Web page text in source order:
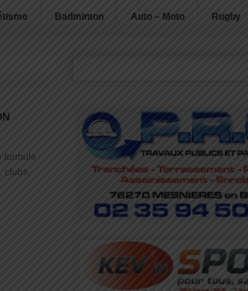
Badminton Auto – Moto Rugby
formule
clubs,